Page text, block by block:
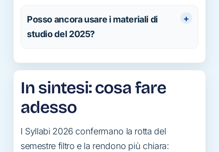
Posso ancora usare i materiali di
studio del 2025?
In sintesi: cosa fare
adesso
I Syllabi 2026 confermano la rotta del
semestre filtro e la rendono più chiara: